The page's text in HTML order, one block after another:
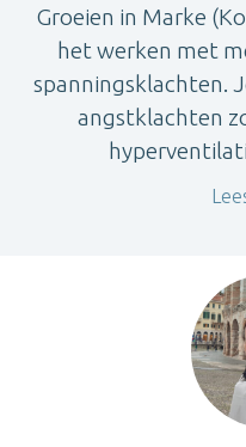
Groeien in Marke
het werken met
spanningsklachten.
angstklachten